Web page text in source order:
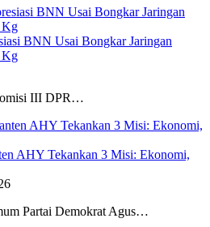
BNN Usai Bongkar Jaringan
Kg
III DPR…
AHY Tekankan 3 Misi: Ekonomi,
Partai Demokrat Agus…